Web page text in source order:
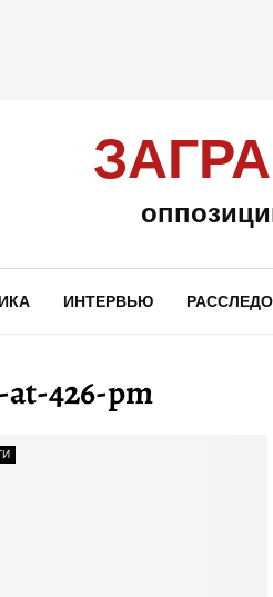
ИНТЕРВЬЮ
at-426-pm